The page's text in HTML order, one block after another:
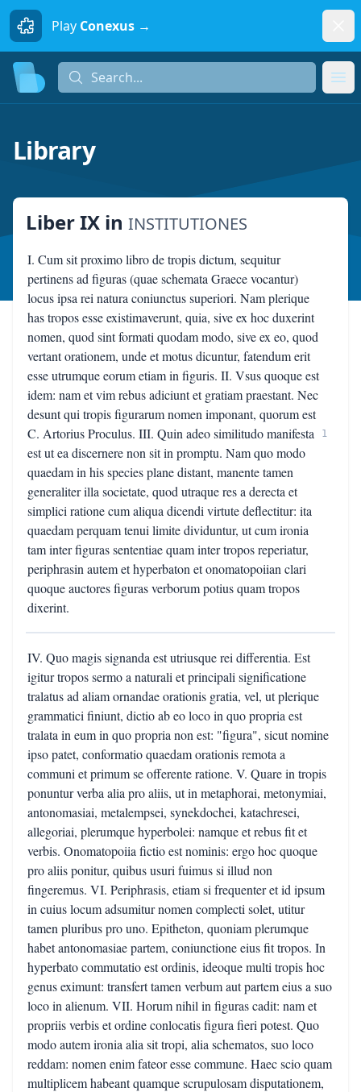
Play Conexus →
Search...
Library
Liber IX in INSTITUTIONES
I. Cum sit proximo libro de tropis dictum, sequitur
pertinens ad figuras (quae schemata Graece vocantur)
locus ipsa rei natura coniunctus superiori. Nam plerique
has tropos esse existimaverunt, quia, sive ex hoc duxerint
nomen, quod sint formati quodam modo, sive ex eo, quod
vertant orationem, unde et motus dicuntur, fatendum erit
esse utrumque eorum etiam in figuris. II. Vsus quoque est
idem: nam et vim rebus adiciunt et gratiam praestant. Nec
desunt qui tropis figurarum nomen imponant, quorum est
C. Artorius Proculus. III. Quin adeo similitudo manifesta
est ut ea discernere non sit in promptu. Nam quo modo
quaedam in his species plane distant, manente tamen
generaliter illa societate, quod utraque res a derecta et
simplici ratione cum aliqua dicendi virtute deflectitur: ita
quaedam perquam tenui limite dividuntur, ut cum ironia
tam inter figuras sententiae quam inter tropos reperiatur,
periphrasin autem et hyperbaton et onomatopoiian clari
quoque auctores figuras verborum potius quam tropos
dixerint.
1
IV. Quo magis signanda est utriusque rei differentia. Est
igitur tropos sermo a naturali et principali significatione
tralatus ad aliam ornandae orationis gratia, vel, ut plerique
grammatici finiunt, dictio ab eo loco in quo propria est
tralata in eum in quo propria non est: "figura", sicut nomine
ipso patet, conformatio quaedam orationis remota a
communi et primum se offerente ratione. V. Quare in tropis
ponuntur verba alia pro aliis, ut in metaphorai, metonymiai,
antonomasiai, metalempsei, synekdochei, katachresei,
allegoriai, plerumque hyperbolei: namque et rebus fit et
verbis. Onomatopoiia fictio est nominis: ergo hoc quoque
pro aliis ponitur, quibus usuri fuimus si illud non
fingeremus. VI. Periphrasis, etiam si frequenter et id ipsum
in cuius locum adsumitur nomen complecti solet, utitur
tamen pluribus pro uno. Epitheton, quoniam plerumque
habet antonomasiae partem, coniunctione eius fit tropos. In
hyperbato commutatio est ordinis, ideoque multi tropis hoc
genus eximunt: transfert tamen verbum aut partem eius a suo
loco in alienum. VII. Horum nihil in figuras cadit: nam et
propriis verbis et ordine conlocatis figura fieri potest. Quo
modo autem ironia alia sit tropi, alia schematos, suo loco
reddam: nomen enim fateor esse commune. Haec scio quam
multiplicem habeant quamque scrupulosam disputationem,